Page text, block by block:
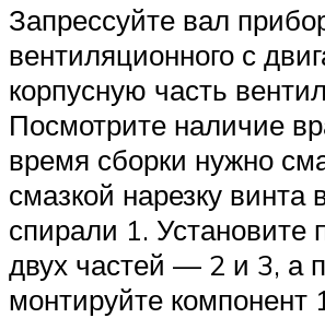
Запрессуйте вал
вентиляционного с
корпусную часть
Посмотрите наличие
время сборки нужно
смазкой нарезку
спирали 1. Установите
двух частей — 2 и 3, а
монтируйте компонент